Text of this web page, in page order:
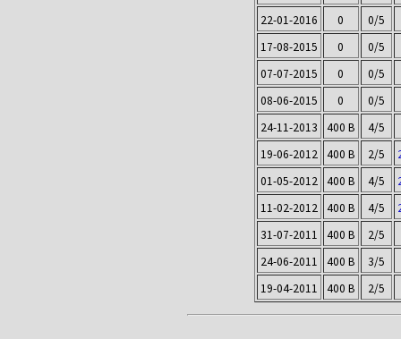
22-01-2016
0
0/5
17-08-2015
0
0/5
07-07-2015
0
0/5
08-06-2015
0
0/5
24-11-2013
400 B
4/5
19-06-2012
400 B 2/5
01-05-2012
400 B 4/5
11-02-2012
400 B 4/5
31-07-2011
400 B
2/5
24-06-2011
400 B
3/5
19-04-2011
400 B 2/5